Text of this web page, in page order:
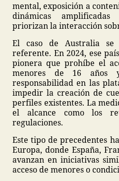
mental, exposición a
dinámicas
priorizan la interacción
El caso de Australia
referente. En 2024, ese
pionera que prohíbe el
menores de 16 años
responsabilidad en las
impedir la creación de
perfiles existentes. La
el alcance como los
regulaciones.
Este tipo de precedentes
Europa, donde España,
avanzan en iniciativas
acceso de menores o